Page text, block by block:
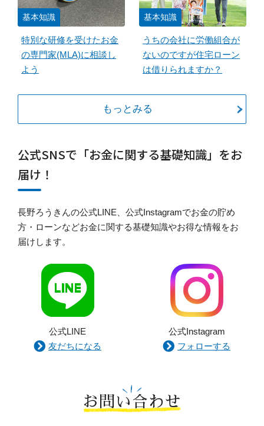
基本知識
特別な研修を受けたお金
の専門家(MLA)に相談し
よう
基本知識
うちの会社に労働組合が
ないのですが住宅ローン
は借りられますか？
もっとみる
公式SNSで「お金に関する基礎知識」をお
届け！
長野ろうきんの公式LINE、公式Instagramでお金の貯め
方・ローンなどお金に関する基礎知識やお得な情報をお
届けします。
公式LINE
友だちになる
公式Instagram
フォローする
お問い合わせ